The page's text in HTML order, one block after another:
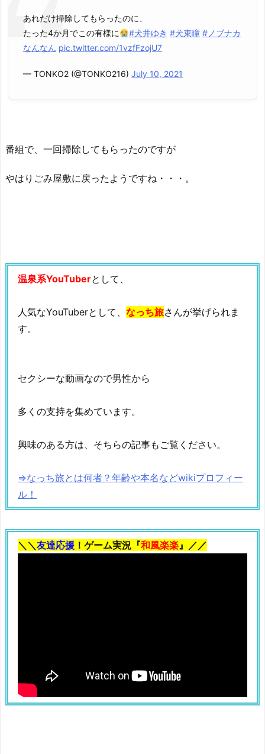
あれだけ掃除してもらったのに、
たった4か月でこの有様に
#犬井ゆき #犬束瞳 #ノブナカ
なんなん pic.twitter.com/1vzfFzojU7
— TONKO2 (@TONKO216) July 10, 2021
番組で、一回掃除してもらったのですが
やはりごみ屋敷に戻ったようですね・・・。
温泉系YouTuberとして、
人気なYouTuberとして、 なっち旅さんが挙げられま
す。
セクシーな動画なので男性から
多くの支持を集めています。
興味のある方は、そちらの記事もご覧ください。
⇒なっち旅とは何者？年齢や本名などwikiプロフィー
ル！
＼＼友達応援 ！ゲーム実況『和風楽楽』／／